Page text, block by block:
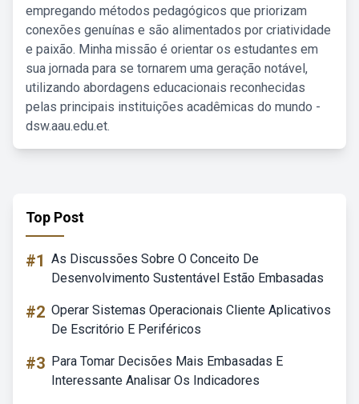
empregando métodos pedagógicos que priorizam
conexões genuínas e são alimentados por criatividade
e paixão. Minha missão é orientar os estudantes em
sua jornada para se tornarem uma geração notável,
utilizando abordagens educacionais reconhecidas
pelas principais instituições acadêmicas do mundo -
dsw.aau.edu.et.
Top Post
#1 As Discussões Sobre O Conceito De
Desenvolvimento Sustentável Estão Embasadas
#2 Operar Sistemas Operacionais Cliente Aplicativos
De Escritório E Periféricos
#3 Para Tomar Decisões Mais Embasadas E
Interessante Analisar Os Indicadores